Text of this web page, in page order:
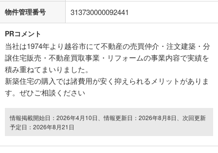
物件管理番号 313730000092441
PRコメント
当社は1974年より越谷市にて不動産の売買仲介・注文建築・分
譲住宅販売・不動産買取事業・リフォームの事業内容で実績を
積み重ねてまいりました。
新築住宅の購入では諸費用が安く抑えられるメリットがありま
す。ぜひご相談ください
情報掲載開始日：2026年4月10日、情報更新日：2026年8月8日、次回更新
予定日：2026年8月21日